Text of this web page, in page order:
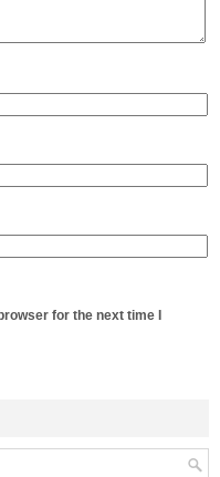
for the next time I